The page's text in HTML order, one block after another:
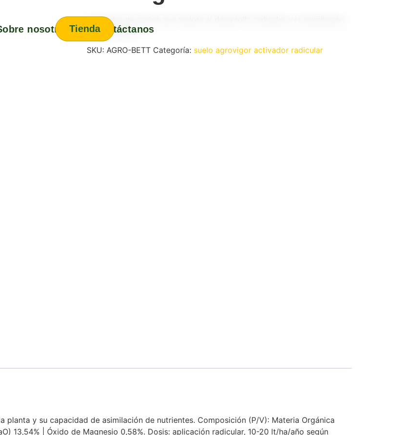
nosotros Contáctanos
Tienda
Activador de suelos que mejora el desarrollo radicular y la asimilación
de nutrientes.
SKU: AGRO-BETT Categoría: suelo agrovigor activador radicular
planta y su capacidad de asimilación de nutrientes. Composición (P/V): Materia Orgánica
13,54% | Óxido de Magnesio 0,58%. Dosis: aplicación radicular, 10-20 lt/ha/año según